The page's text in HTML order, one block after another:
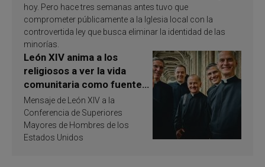
hoy. Pero hace tres semanas antes tuvo que
comprometer públicamente a la Iglesia local con la
controvertida ley que busca eliminar la identidad de las
minorías.
León XIV anima a los
religiosos a ver la vida
comunitaria como fuente
de inspiración y
santificación
Mensaje de León XIV a la
Conferencia de Superiores
Mayores de Hombres de los
Estados Unidos